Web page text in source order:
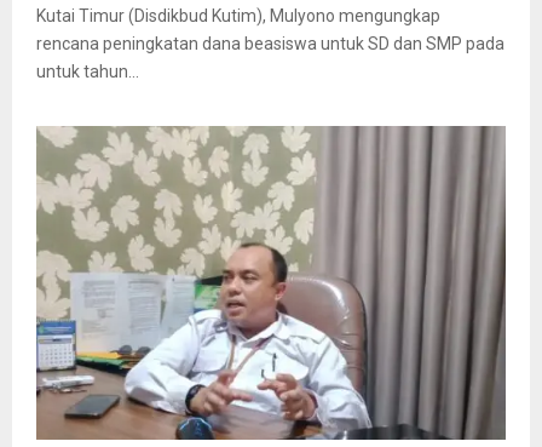
Kutai Timur (Disdikbud Kutim), Mulyono mengungkap
rencana peningkatan dana beasiswa untuk SD dan SMP pada
untuk tahun...